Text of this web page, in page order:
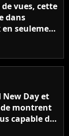
vues, cette
dans
seulement
New Day et
montrent
capable de
de simple